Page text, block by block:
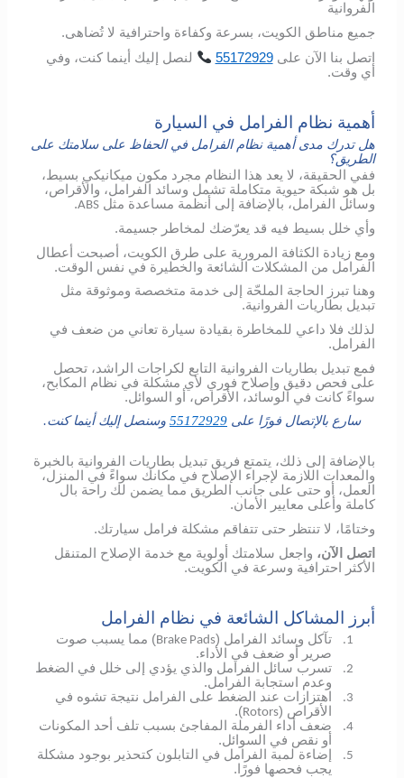
الفروانية
جميع مناطق الكويت، بسرعة وكفاءة واحترافية لا تُضاهى.
اتصل بنا الآن على 55172929 لنصل إليك أينما كنت، وفي
أي وقت.
أهمية نظام الفرامل في السيارة
هل تدرك مدى أهمية نظام الفرامل في الحفاظ على سلامتك على
الطريق؟
ففي الحقيقة، لا يعد هذا النظام مجرد مكون ميكانيكي بسيط،
بل هو شبكة حيوية متكاملة تشمل وسائد الفرامل، والأقراص،
وسائل الفرامل، بالإضافة إلى أنظمة مساعدة مثلABS
.
وأي خلل بسيط فيه قد يعرّضك لمخاطر جسيمة.
ومع زيادة الكثافة المرورية على طرق الكويت، أصبحت أعطال
الفرامل من المشكلات الشائعة والخطيرة في نفس الوقت.
وهنا تبرز الحاجة الملحّة إلى خدمة متخصصة وموثوقة مثل
تبديل بطاريات الفروانية.
لذلك فلا داعي للمخاطرة بقيادة سيارة تعاني من ضعف في
الفرامل.
فمع تبديل بطاريات الفروانية التابع لكراجات الراشد، تحصل
على فحص دقيق وإصلاح فوري لأي مشكلة في نظام المكابح،
سواءً كانت في الوسائد، الأقراص، أو السوائل.
سارع بالإتصال فورًا على 55172929 وسنصل إليك أينما كنت.
بالإضافة إلى ذلك، يتمتع فريق تبديل بطاريات الفروانية بالخبرة
والمعدات اللازمة لإجراء الإصلاح في مكانك سواءً في المنزل،
العمل، أو حتى على جانب الطريق مما يضمن لك راحة بال
كاملة وأعلى معايير الأمان.
وختامًا، لا تنتظر حتى تتفاقم مشكلة فرامل سيارتك.
اتصل الآن، واجعل سلامتك أولوية مع خدمة الإصلاح المتنقل
الأكثر احترافية وسرعة في الكويت.
أبرز المشاكل الشائعة في نظام الفرامل
1. تآكل وسائد الفرامل (Brake Pads) مما يسبب صوت
صرير أو ضعف في الأداء.
2.
تسرب سائل الفرامل والذي يؤدي إلى خلل في الضغط
وعدم استجابة الفرامل.
3.
اهتزازات عند الضغط على الفرامل نتيجة تشوه في
الأقراص (Rotors
).
4.
ضعف أداء الفرملة المفاجئ بسبب تلف أحد المكونات
أو نقص في السوائل.
5.
إضاءة لمبة الفرامل في التابلون كتحذير بوجود مشكلة
يجب فحصها فورًا.